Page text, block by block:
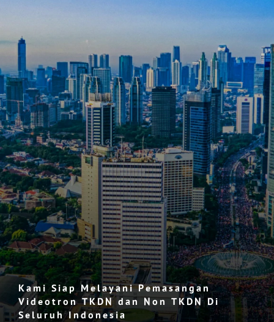
Kami Siap Melayani Pemasangan
Videotron TKDN dan Non TKDN Di
Seluruh Indonesia